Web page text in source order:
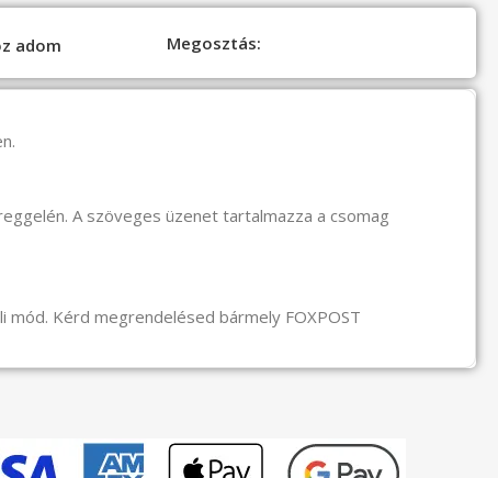
adom Megosztás:
A szöveges üzenet tartalmazza a csomag
Kérd megrendelésed bármely FOXPOST